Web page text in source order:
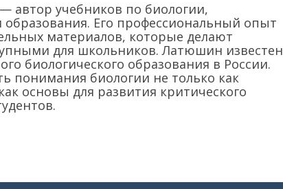
— автор учебников по биологии,
Его профессиональный опыт
материалов, которые делают
для школьников. Латюшин известен
биологического образования в России.
понимания биологии не только как
основы для развития критического